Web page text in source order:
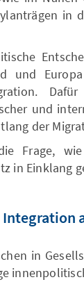
in
und
und
der
Frage, wie
in Einklang
Integration
in